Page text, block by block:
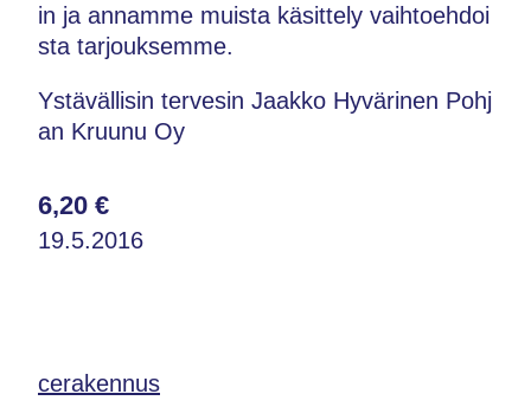
in ja annamme muista käsittely vaihtoehdoi
sta tarjouksemme.
Ystävällisin tervesin Jaakko Hyvärinen Pohj
an Kruunu Oy
6,20 €
19.5.2016
cerakennus